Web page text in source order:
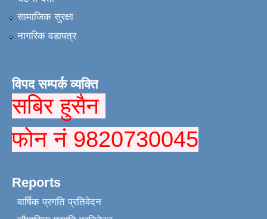
सामाजिक सुरक्षा
नागरिक वडापत्र
विपद सम्पर्क व्यक्ति
सबिर हुसैन
फोन नं 9820730045
Reports
वार्षिक प्रगति प्रतिवेदन